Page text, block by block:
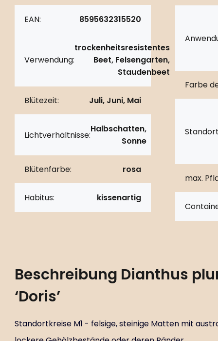
EAN: 8595632315520
Verwendung:
trockenheitsresistentes
Beet, Felsengarten,
Staudenbeet
Blütezeit: Juli, Juni, Mai
Lichtverhältnisse:
Halbschatten,
Sonne
Blütenfarbe: rosa
Habitus: kissenartig
Farbe
max.
Beschreibung Dianthus
‘Doris’
Standortkreise M1 - felsige, steinige Matten mit